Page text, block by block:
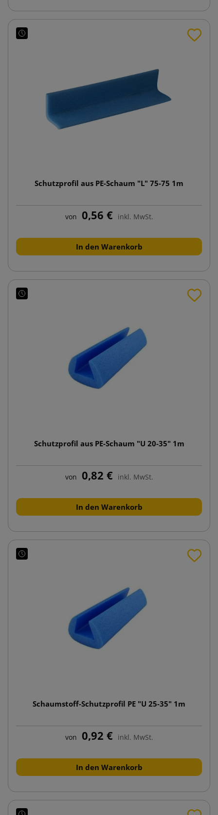
Schutzprofil aus PE-Schaum "L" 75-75 1m
von 0,56 € inkl. MwSt.
In den Warenkorb
Schutzprofil aus PE-Schaum "U 20-35" 1m
von 0,82 € inkl. MwSt.
In den Warenkorb
Schaumstoff-Schutzprofil PE "U 25-35" 1m
von 0,92 € inkl. MwSt.
In den Warenkorb